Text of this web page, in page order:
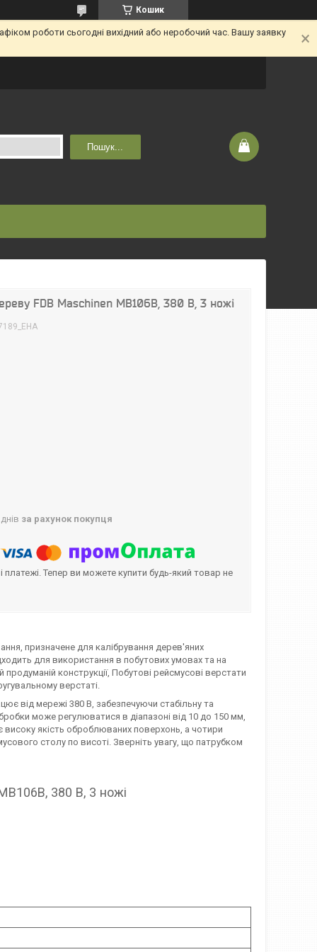
Кошик
роботи сьогодні вихідний або неробочий час. Вашу заявку
Пошук...
FDB Maschinen MB106B, 380 В, 3 ножі
за рахунок покупця
платежі. Тепер ви можете купити будь-який товар не
призначене для калібрування дерев'яних
для використання в побутових умовах та на
конструкції, Побутові рейсмусові верстати
верстаті.
від мережі 380 В, забезпечуючи стабільну та
може регулюватися в діапазоні від 10 до 150 мм,
якість оброблюваних поверхонь, а чотири
столу по висоті. Зверніть увагу, що патрубком
380 В, 3 ножі